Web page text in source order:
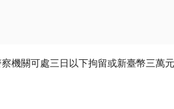
機關可處三日以下拘留或新臺幣三萬